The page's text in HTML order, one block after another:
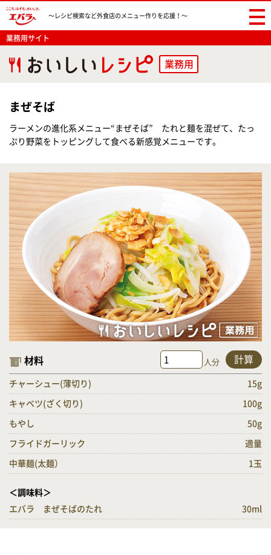
〜レシピ検索など外食店のメニュー作りを応援！〜
業務用サイト
業務用
まぜそば
ラーメンの進化系メニュー“まぜそば” たれと麺を混ぜて、たっ
ぷり野菜をトッピングして食べる新感覚メニューです。
材料 人分 計算
チャーシュー(薄切り) 15g
キャベツ(ざく切り) 100g
もやし 50g
フライドガーリック 適量
中華麺(太麺） 1玉
＜調味料＞
エバラ まぜそばのたれ
30ml